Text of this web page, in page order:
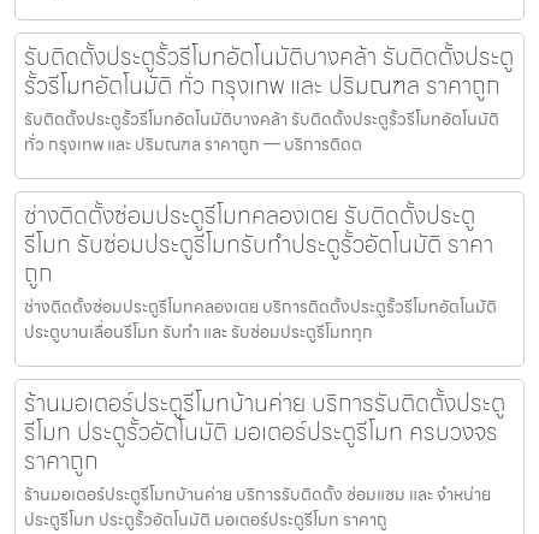
รับติดตั้งประตูรั้วรีโมทอัตโนมัติบางคล้า รับติดตั้งประตู
รั้วรีโมทอัตโนมัติ ทั่ว กรุงเทพ และ ปริมณฑล ราคาถูก
รับติดตั้งประตูรั้วรีโมทอัตโนมัติบางคล้า รับติดตั้งประตูรั้วรีโมทอัตโนมัติ
ทั่ว กรุงเทพ และ ปริมณฑล ราคาถูก — บริการติดต
ช่างติดตั้งซ่อมประตูรีโมทคลองเตย รับติดตั้งประตู
รีโมท รับซ่อมประตูรีโมทรับทำประตูรั้วอัตโนมัติ ราคา
ถูก
ช่างติดตั้งซ่อมประตูรีโมทคลองเตย บริการติดตั้งประตูรั้วรีโมทอัตโนมัติ
ประตูบานเลื่อนรีโมท รับทำ และ รับซ่อมประตูรีโมททุก
ร้านมอเตอร์ประตูรีโมทบ้านค่าย บริการรับติดตั้งประตู
รีโมท ประตูรั้วอัตโนมัติ มอเตอร์ประตูรีโมท ครบวงจร
ราคาถูก
ร้านมอเตอร์ประตูรีโมทบ้านค่าย บริการรับติดตั้ง ซ่อมแซม และ จำหน่าย
ประตูรีโมท ประตูรั้วอัตโนมัติ มอเตอร์ประตูรีโมท ราคาถู